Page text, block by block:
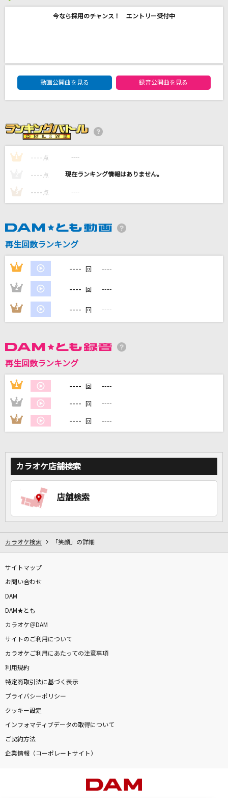
supercell feat.初音ミク
疑心暗鬼
城田優(U)
[生音]Beautiful Days
[生音]グロリアス
嵐(アラシ)
カラオケ最新情報をチェック！
今なら採用のチャンス！ エントリー受付中
DAM★ともボーカルエントリーランキング
動画公開曲を見る
録音公開曲を見る
1 ---- 点 ----
---- 点 ----
3 ---- 点 ----
再生回数ランキング
1 ---- 回 ----
2 ---- 回 ----
3 ---- 回 ----
再生回数ランキング
1 ---- 回 ----
2 ---- 回 ----
3 ---- 回 ----
カラオケ店舗検索
店舗検索
カラオケ検索 「笑顔」の詳細
サイトマップ
お問い合わせ
DAM
DAM★とも
カラオケ＠DAM
サイトのご利用について
カラオケご利用にあたっての注意事項
利用規約
特定商取引法に基づく表示
プライバシーポリシー
クッキー設定
インフォマティブデータの取得について
ご契約方法
企業情報（コーポレートサイト）